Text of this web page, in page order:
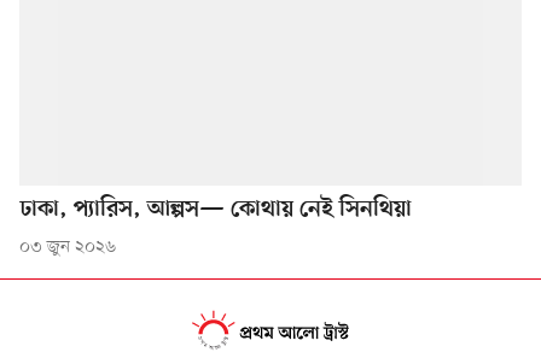
ঢাকা, প্যারিস, আল্পস— কোথায় নেই সিনথিয়া
০৩ জুন ২০২৬